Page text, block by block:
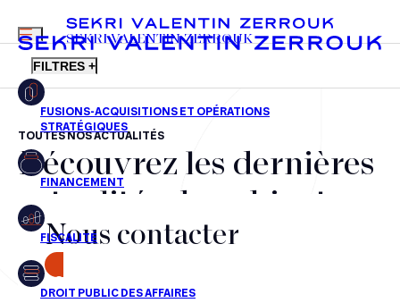
FR EN
MENU
SEKRI VALENTIN ZERROUK
FILTRES +
Fusions-acquisitions et opérations stratégiques
Financement
Fiscalité
Droit public des affaires
TOUTES NOS ACTUALITÉS
Découvrez les dernières
actualités du cabinet,
nos récompenses et nos
transactions, jour après
Nous contacter